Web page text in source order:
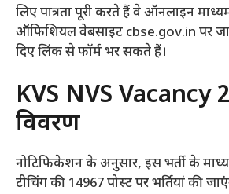
लिए पात्रता पूरी करते हैं वे ऑनलाइन
ऑफिशियल वेबसाइट cbse.gov.in पर
दिए लिंक से फॉर्म भर सकते हैं।
KVS NVS Vacancy
विवरण
नोटिफिकेशन के अनुसार, इस भर्ती के
टीचिंग की 14967 पोस्ट पर भर्तियां की